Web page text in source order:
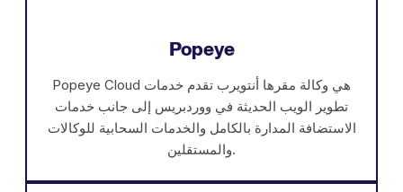
Popeye
Popeye Cloud هي وكالة مقرها أنتويرب تقدم خدمات
تطوير الويب الحديثة في ووردبريس إلى جانب خدمات
الاستضافة المدارة بالكامل والخدمات السحابية للوكالات
والمستقلين.